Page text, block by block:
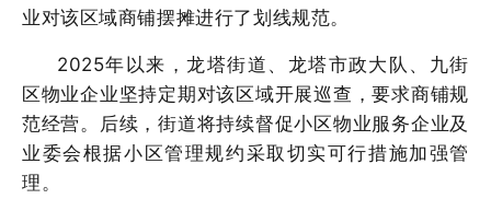
业对该区域商铺摆摊进行了划线规范。
2025年以来，龙塔街道、龙塔市政大队、九街
区物业企业坚持定期对该区域开展巡查，要求商铺规
范经营。后续，街道将持续督促小区物业服务企业及
业委会根据小区管理规约采取切实可行措施加强管
理。